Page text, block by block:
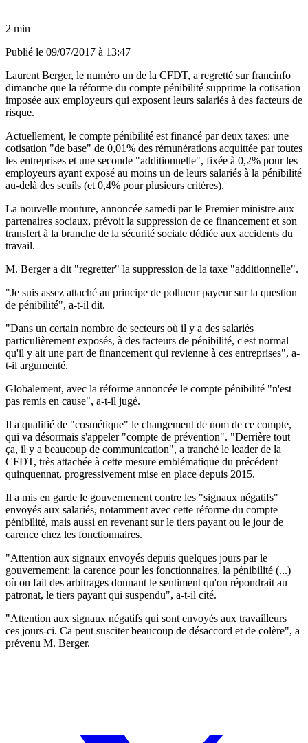
2 min
Publié le 09/07/2017 à 13:47
Laurent Berger, le numéro un de la CFDT, a regretté sur francinfo
dimanche que la réforme du compte pénibilité supprime la cotisation
imposée aux employeurs qui exposent leurs salariés à des facteurs de
risque.
Actuellement, le compte pénibilité est financé par deux taxes: une
cotisation "de base" de 0,01% des rémunérations acquittée par toutes
les entreprises et une seconde "additionnelle", fixée à 0,2% pour les
employeurs ayant exposé au moins un de leurs salariés à la pénibilité
au-delà des seuils (et 0,4% pour plusieurs critères).
La nouvelle mouture, annoncée samedi par le Premier ministre aux
partenaires sociaux, prévoit la suppression de ce financement et son
transfert à la branche de la sécurité sociale dédiée aux accidents du
travail.
M. Berger a dit "regretter" la suppression de la taxe "additionnelle".
"Je suis assez attaché au principe de pollueur payeur sur la question
de pénibilité", a-t-il dit.
"Dans un certain nombre de secteurs où il y a des salariés
particulièrement exposés, à des facteurs de pénibilité, c'est normal
qu'il y ait une part de financement qui revienne à ces entreprises", a-
t-il argumenté.
Globalement, avec la réforme annoncée le compte pénibilité "n'est
pas remis en cause", a-t-il jugé.
Il a qualifié de "cosmétique" le changement de nom de ce compte,
qui va désormais s'appeler "compte de prévention". "Derrière tout
ça, il y a beaucoup de communication", a tranché le leader de la
CFDT, très attachée à cette mesure emblématique du précédent
quinquennat, progressivement mise en place depuis 2015.
Il a mis en garde le gouvernement contre les "signaux négatifs"
envoyés aux salariés, notamment avec cette réforme du compte
pénibilité, mais aussi en revenant sur le tiers payant ou le jour de
carence chez les fonctionnaires.
"Attention aux signaux envoyés depuis quelques jours par le
gouvernement: la carence pour les fonctionnaires, la pénibilité (...)
où on fait des arbitrages donnant le sentiment qu'on répondrait au
patronat, le tiers payant qui suspendu", a-t-il cité.
"Attention aux signaux négatifs qui sont envoyés aux travailleurs
ces jours-ci. Ca peut susciter beaucoup de désaccord et de colère", a
prévenu M. Berger.